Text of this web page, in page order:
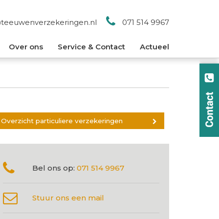
071 514 9967
Over ons Service & Contact Actueel
Overzicht particuliere verzekeringen
Bel ons op: 071 514 9967
Stuur ons een mail